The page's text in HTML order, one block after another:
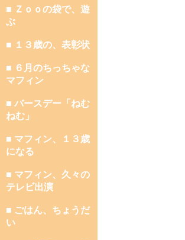
■ Ｚｏｏの袋で、遊
ぶ
■ １３歳の、表彰状
■ ６月のちっちゃな
マフィン
■ バースデー「ねむ
ねむ」
■ マフィン、１３歳
になる
■ マフィン、久々の
テレビ出演
■ ごはん、ちょうだ
い